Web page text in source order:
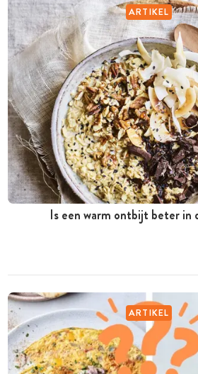
ARTIKEL
Is een warm ontbijt beter in
ARTIKEL